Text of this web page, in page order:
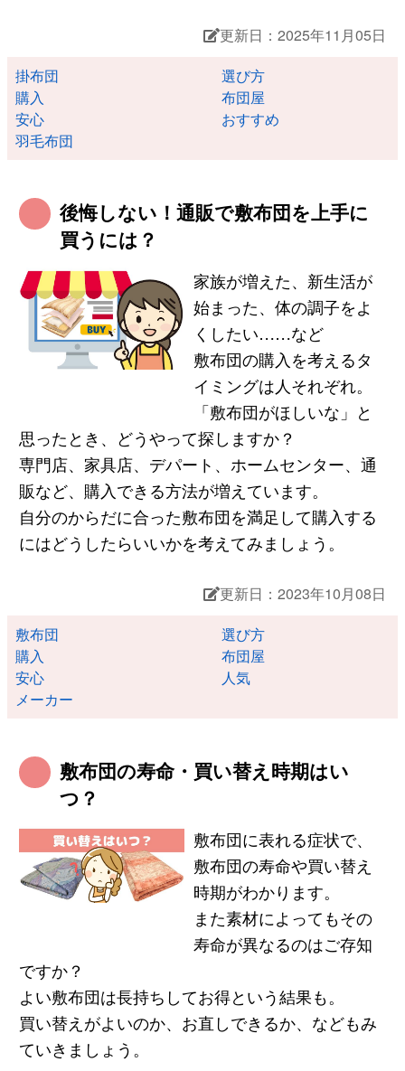
更新日：2025年11月05日
掛布団
選び方
購入
布団屋
安心
おすすめ
羽毛布団
後悔しない！通販で敷布団を上手に
買うには？
家族が増えた、新生活が
始まった、体の調子をよ
くしたい……など
敷布団の購入を考えるタ
イミングは人それぞれ。
「敷布団がほしいな」と
思ったとき、どうやって探しますか？
専門店、家具店、デパート、ホームセンター、通
販など、購入できる方法が増えています。
自分のからだに合った敷布団を満足して購入する
にはどうしたらいいかを考えてみましょう。
更新日：2023年10月08日
敷布団
選び方
購入
布団屋
安心
人気
メーカー
敷布団の寿命・買い替え時期はい
つ？
敷布団に表れる症状で、
敷布団の寿命や買い替え
時期がわかります。
また素材によってもその
寿命が異なるのはご存知
ですか？
よい敷布団は長持ちしてお得という結果も。
買い替えがよいのか、お直しできるか、などもみ
ていきましょう。